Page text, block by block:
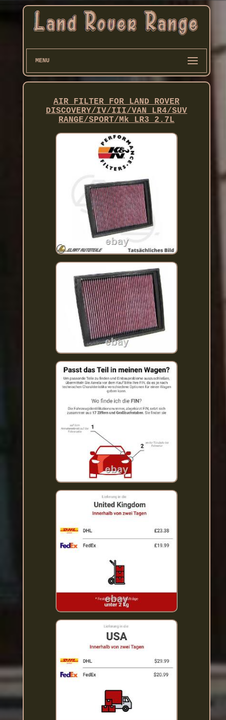
MENU
AIR FILTER FOR LAND ROVER
DISCOVERY/IV/III/VAN LR4/SUV
RANGE/SPORT/Mk LR3 2.7L